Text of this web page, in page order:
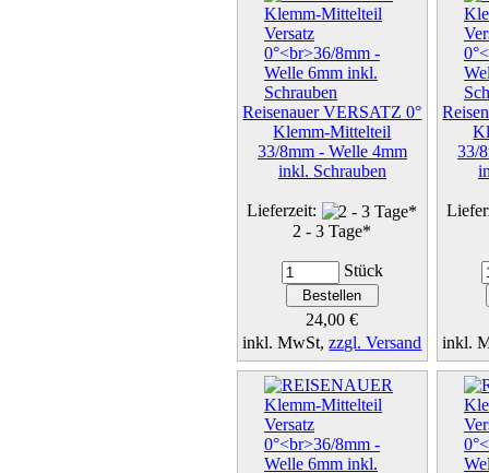
Reisenauer VERSATZ 0°
Klemm-Mittelteil
33/8mm - Welle 4mm
inkl. Schrauben
Lieferzeit:
2 - 3 Tage*
Stück
24,00 €
inkl. MwSt,zzgl. Versand
Details...
33/
inkl.